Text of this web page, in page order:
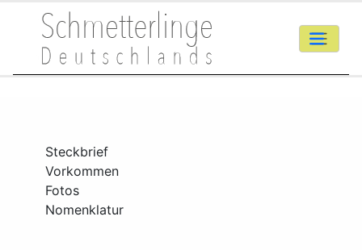
Steckbrief
Vorkommen
Fotos
Nomenklatur